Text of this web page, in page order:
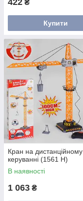
422 ₴
Купити
Кран на дистанційному
керуванні (1561 H)
В наявності
1 063 ₴